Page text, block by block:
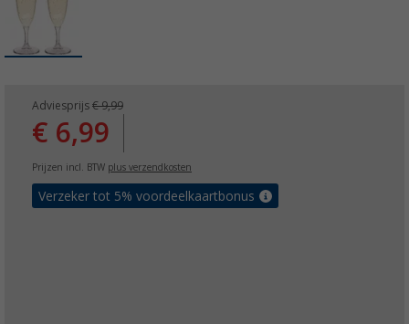
Adviesprijs € 9,99
€ 6,99
Prijzen incl. BTW plus verzendkosten
Verzeker tot 5% voordeelkaartbonus